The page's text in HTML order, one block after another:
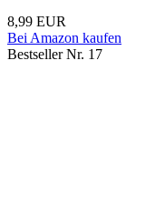
8,99 EUR
Bei Amazon kaufen
Bestseller Nr. 17